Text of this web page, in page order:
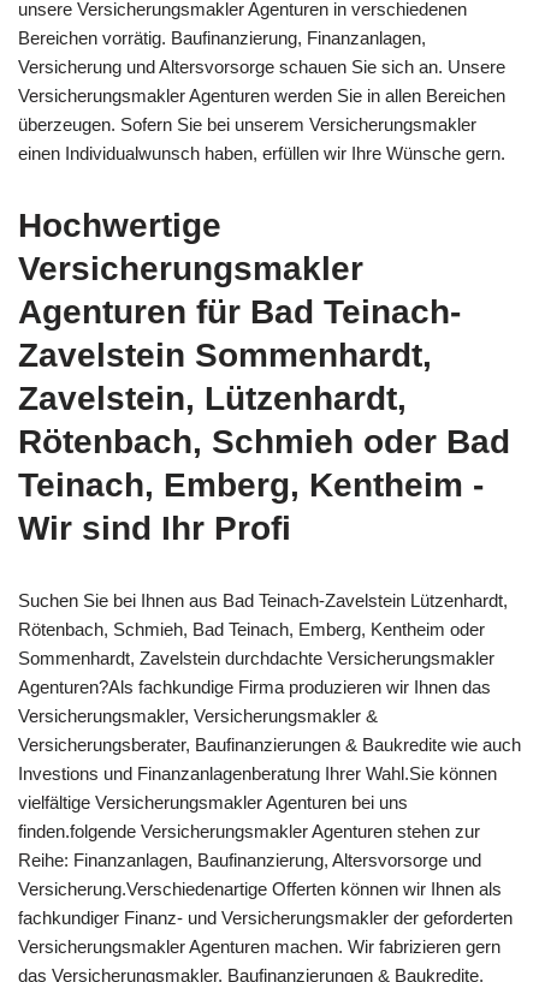
unsere Versicherungsmakler Agenturen in verschiedenen
Bereichen vorrätig. Baufinanzierung, Finanzanlagen,
Versicherung und Altersvorsorge schauen Sie sich an. Unsere
Versicherungsmakler Agenturen werden Sie in allen Bereichen
überzeugen. Sofern Sie bei unserem Versicherungsmakler
einen Individualwunsch haben, erfüllen wir Ihre Wünsche gern.
Hochwertige
Versicherungsmakler
Agenturen für Bad Teinach-
Zavelstein Sommenhardt,
Zavelstein, Lützenhardt,
Rötenbach, Schmieh oder Bad
Teinach, Emberg, Kentheim -
Wir sind Ihr Profi
Suchen Sie bei Ihnen aus Bad Teinach-Zavelstein Lützenhardt,
Rötenbach, Schmieh, Bad Teinach, Emberg, Kentheim oder
Sommenhardt, Zavelstein durchdachte Versicherungsmakler
Agenturen?Als fachkundige Firma produzieren wir Ihnen das
Versicherungsmakler, Versicherungsmakler &
Versicherungsberater, Baufinanzierungen & Baukredite wie auch
Investions und Finanzanlagenberatung Ihrer Wahl.Sie können
vielfältige Versicherungsmakler Agenturen bei uns
finden.folgende Versicherungsmakler Agenturen stehen zur
Reihe: Finanzanlagen, Baufinanzierung, Altersvorsorge und
Versicherung.Verschiedenartige Offerten können wir Ihnen als
fachkundiger Finanz- und Versicherungsmakler der geforderten
Versicherungsmakler Agenturen machen. Wir fabrizieren gern
das Versicherungsmakler, Baufinanzierungen & Baukredite,